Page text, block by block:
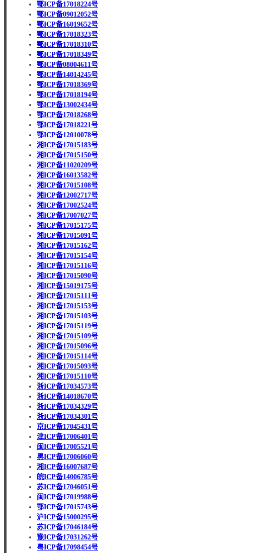
鄂ICP备17018224号
鄂ICP备09012052号
鄂ICP备16019652号
鄂ICP备17018323号
鄂ICP备17018310号
鄂ICP备17018349号
鄂ICP备08004611号
鄂ICP备14014245号
鄂ICP备17018369号
鄂ICP备17018194号
鄂ICP备13002434号
鄂ICP备17018268号
鄂ICP备17018221号
鄂ICP备12010078号
湘ICP备17015183号
湘ICP备17015150号
湘ICP备11020209号
湘ICP备16013582号
湘ICP备17015108号
湘ICP备12002717号
湘ICP备17002524号
湘ICP备17007027号
湘ICP备17015175号
湘ICP备17015091号
湘ICP备17015162号
湘ICP备17015154号
湘ICP备17015116号
湘ICP备17015090号
湘ICP备15019175号
湘ICP备17015111号
湘ICP备17015153号
湘ICP备17015103号
湘ICP备17015119号
湘ICP备17015109号
湘ICP备17015096号
湘ICP备17015114号
湘ICP备17015093号
湘ICP备17015110号
浙ICP备17034573号
浙ICP备14018670号
浙ICP备17034329号
浙ICP备17034301号
京ICP备17045431号
津ICP备17006401号
闽ICP备17005521号
黑ICP备17006060号
湘ICP备16007687号
皖ICP备14006785号
苏ICP备17046051号
闽ICP备17019988号
鄂ICP备17015743号
沪ICP备15000295号
苏ICP备17046184号
豫ICP备17031262号
粤ICP备17098454号